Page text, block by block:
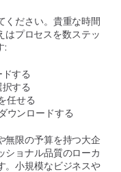
ください。貴重な時間
はプロセスを数ステッ
:
する
する
任せる
ウンロードする
無限の予算を持つ大企
ショナル品質のローカ
。小規模なビジネスや